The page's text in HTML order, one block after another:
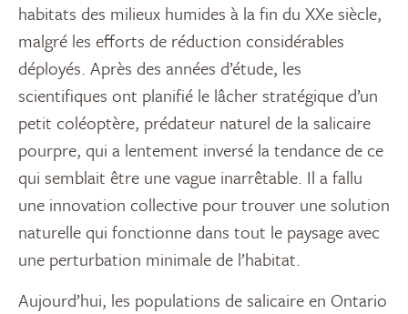
habitats des milieux humides à la fin du XXe siècle,
malgré les efforts de réduction considérables
déployés. Après des années d’étude, les
scientifiques ont planifié le lâcher stratégique d’un
petit coléoptère, prédateur naturel de la salicaire
pourpre, qui a lentement inversé la tendance de ce
qui semblait être une vague inarrêtable. Il a fallu
une innovation collective pour trouver une solution
naturelle qui fonctionne dans tout le paysage avec
une perturbation minimale de l’habitat.
Aujourd’hui, les populations de salicaire en Ontario